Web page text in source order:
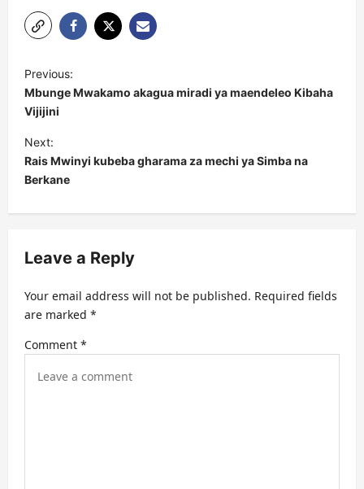
o
s
t
n
a
v
g
a
t
i
Previous:
Mbunge Mwakamo akagua miradi ya maendeleo Kibaha
Vijijini
Next:
Rais Mwinyi kubeba gharama za mechi ya Simba na
Berkane
Leave a Reply
Your email address will not be published. Required fields
are marked *
Comment *